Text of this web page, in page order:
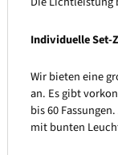
Individuelle Set-
Wir bieten eine
an. Es gibt
bis 60
mit bunten